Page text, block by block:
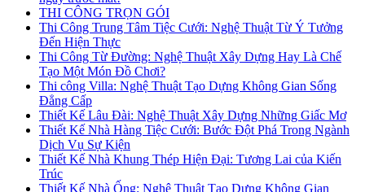
THI CÔNG TRỌN GÓI
Thi Công Trung Tâm Tiệc Cưới: Nghệ Thuật Từ Ý Tưởng
Đến Hiện Thực
Thi Công Từ Đường: Nghệ Thuật Xây Dựng Hay Là Chế
Tạo Một Món Đồ Chơi?
Thi công Villa: Nghệ Thuật Tạo Dựng Không Gian Sống
Đẳng Cấp
Thiết Kế Lâu Đài: Nghệ Thuật Xây Dựng Những Giấc Mơ
Thiết Kế Nhà Hàng Tiệc Cưới: Bước Đột Phá Trong Ngành
Dịch Vụ Sự Kiện
Thiết Kế Nhà Khung Thép Hiện Đại: Tương Lai của Kiến
Trúc
Thiết Kế Nhà Ống: Nghệ Thuật Tạo Dựng Không Gian